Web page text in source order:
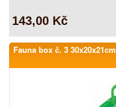
143,00 Kč
Fauna box č. 3 30x20x21cm